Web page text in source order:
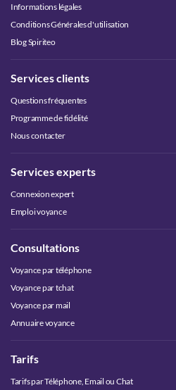
Informations légales
Conditions Générales d'utilisation
Blog Spiriteo
Services clients
Questions fréquentes
Programme de fidélité
Nous contacter
Services experts
Connexion expert
Emploi voyance
Consultations
Voyance par téléphone
Voyance par tchat
Voyance par mail
Annuaire voyance
Tarifs
Tarifs par Téléphone, Email ou Chat